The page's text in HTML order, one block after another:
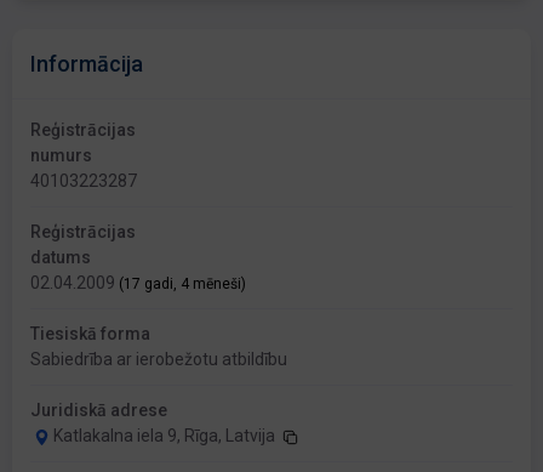
Informācija
Reģistrācijas
numurs
40103223287
Reģistrācijas
datums
02.04.2009 (17 gadi, 4 mēneši)
Tiesiskā forma
Sabiedrība ar ierobežotu atbildību
Juridiskā adrese
Katlakalna iela 9, Rīga, Latvija